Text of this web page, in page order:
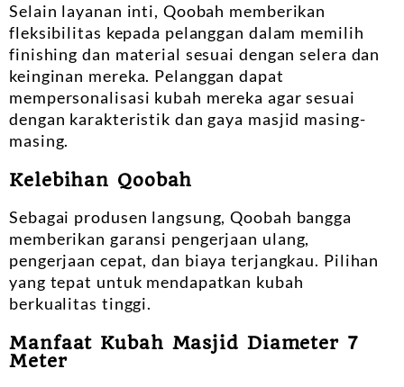
Selain layanan inti, Qoobah memberikan
fleksibilitas kepada pelanggan dalam memilih
finishing dan material sesuai dengan selera dan
keinginan mereka. Pelanggan dapat
mempersonalisasi kubah mereka agar sesuai
dengan karakteristik dan gaya masjid masing-
masing.
Kelebihan Qoobah
Sebagai produsen langsung, Qoobah bangga
memberikan garansi pengerjaan ulang,
pengerjaan cepat, dan biaya terjangkau. Pilihan
yang tepat untuk mendapatkan kubah
berkualitas tinggi.
Manfaat Kubah Masjid Diameter 7
Meter